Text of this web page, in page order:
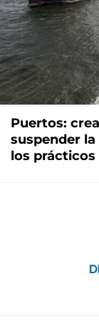
Puertos:
suspender
los prácticos